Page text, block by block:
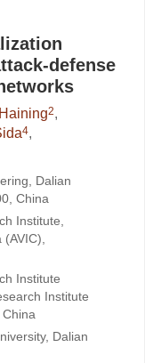
defense
2,
4,
Dalian
China
Institute,
Institute
Institute
Dalian